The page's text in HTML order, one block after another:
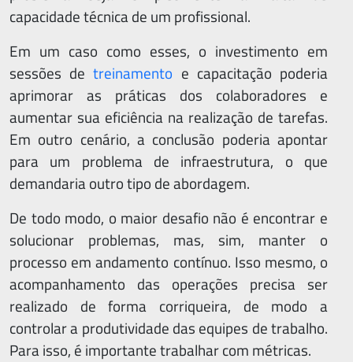
capacidade técnica de um profissional.
Em um caso como esses, o investimento em
sessões detreinamento e capacitação poderia
aprimorar as práticas dos colaboradores e
aumentar sua eficiência na realização de tarefas.
Em outro cenário, a conclusão poderia apontar
para um problema de infraestrutura, o que
demandaria outro tipo de abordagem.
De todo modo, o maior desafio não é encontrar e
solucionar problemas, mas, sim, manter o
processo em andamento contínuo. Isso mesmo, o
acompanhamento das operações precisa ser
realizado de forma corriqueira, de modo a
controlar a produtividade das equipes de trabalho.
Para isso, é importante trabalhar com métricas.